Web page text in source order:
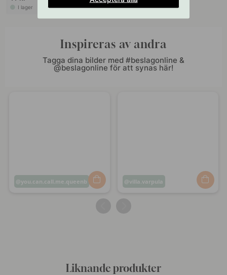
I lager
Inspireras av andra
Tagga dina bilder med #beslagonline &
@beslagonline för att synas här!
Inlägg
you.can.call.me.queenb
Inlägg
villa.varpula
Liknande produkter